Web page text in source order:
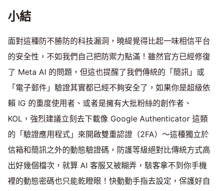
小結
面對這種防不勝防的科技漏洞，曉緹覺得比起一味相信平台
的安全性，不如我們自己把防禦力點滿！雖然官方已經修復
了 Meta AI 的問題，但這也提醒了我們傳統的「簡訊」或
「電子郵件」驗證其實都已經不夠安全了，如果你是超級依
賴 IG 的重度使用者、或者是擁有大批粉絲的創作者、
KOL，強烈建議立刻去下載像 Google Authenticator 這類
的「驗證應用程式」來開啟雙重認證（2FA）～這種獨立於
信箱和簡訊之外的動態驗證碼，防護等級絕對比傳統方式高
出好幾個檔次，就算 AI 客服又被糊弄，駭客拿不到你手機
裡的動態密碼也只能乾瞪眼！快動動手指去設定，保護好自